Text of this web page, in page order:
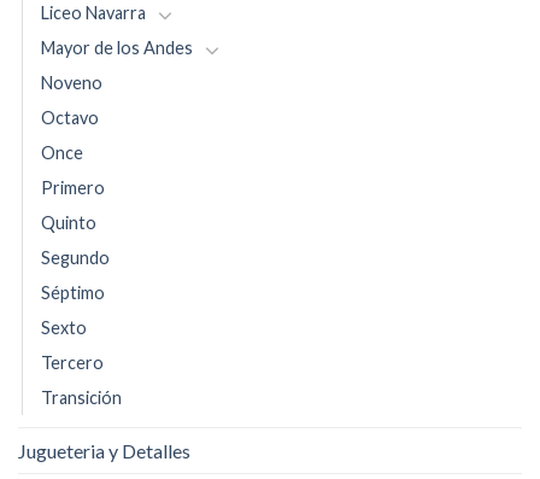
Liceo Navarra
Mayor de los Andes
Noveno
Octavo
Once
Primero
Quinto
Segundo
Séptimo
Sexto
Tercero
Transición
Jugueteria y Detalles